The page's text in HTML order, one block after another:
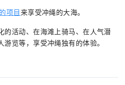
项目来享受冲绳的大海。
的活动、在海滩上骑马、在人气潜
览等，享受冲绳独有的体验。